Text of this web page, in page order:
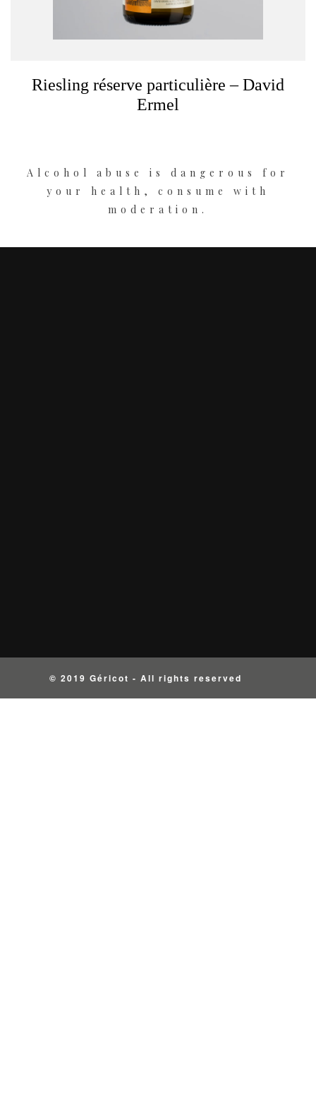
Riesling réserve particulière – David
Ermel
Alcohol abuse is dangerous for
your health, consume with
moderation.
© 2019 Géricot - All rights reserved